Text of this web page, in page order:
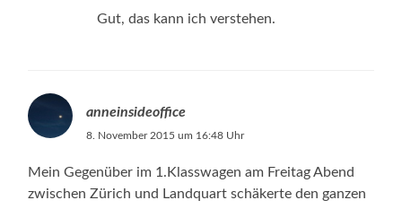
Gut, das kann ich verstehen.
anneinsideoffice
8. November 2015 um 16:48 Uhr
Mein Gegenüber im 1.Klasswagen am Freitag Abend
zwischen Zürich und Landquart schäkerte den ganzen